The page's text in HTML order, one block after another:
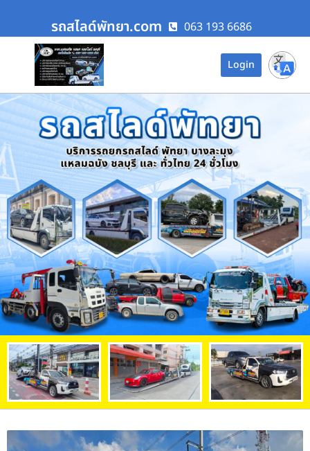
รถสไลด์พัทยา.com 063 193 6686
Login